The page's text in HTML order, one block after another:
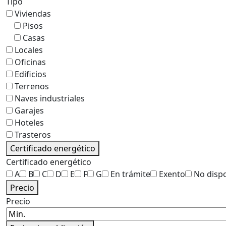
Viviendas
Pisos
Casas
Locales
Oficinas
Edificios
Terrenos
Naves industriales
Garajes
Hoteles
Trasteros
Certificado energético
Certificado energético
A
B C D E F G En trámite Exento
No
Precio
Precio